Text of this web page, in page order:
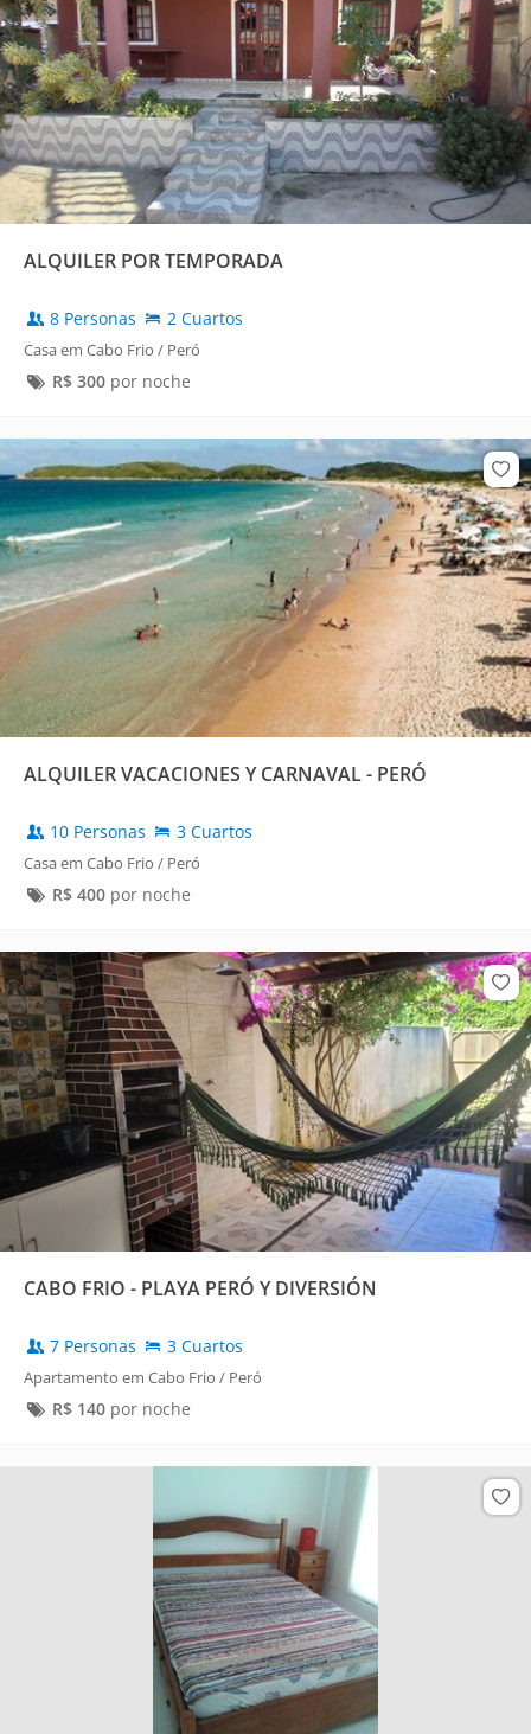
ALQUILER POR TEMPORADA
8 Personas 2 Cuartos
Casa em Cabo Frio / Peró
R$ 300por noche
ALQUILER VACACIONES Y CARNAVAL - PERÓ
10 Personas 3 Cuartos
Casa em Cabo Frio / Peró
R$ 400por noche
CABO FRIO - PLAYA PERÓ Y DIVERSIÓN
7 Personas 3 Cuartos
Apartamento em Cabo Frio / Peró
R$ 140por noche